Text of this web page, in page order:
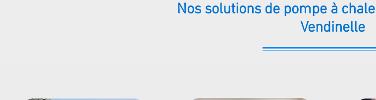
Nos solutions de pompe à
Vendinelle